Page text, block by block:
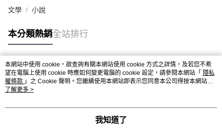
文學 小說
本分類熱銷全站排行
熱門標籤
本網站中使用 cookie，欲查詢有關本網站使用 cookie 方式之詳情，及若您不希
望在電腦上使用 cookie 時應如何變更電腦的 cookie 設定，請參閱本網站「 隱私
權條款 」之 Cookie 聲明。您繼續使用本網站即表示您同意本公司得按本網站使
用條款之 Cookie 聲明使用 cookie。
了解更多 >
我知道了